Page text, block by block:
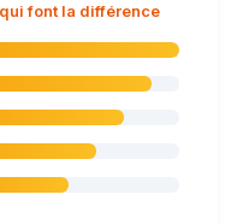
font la différence